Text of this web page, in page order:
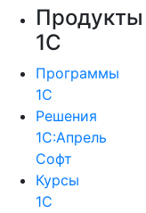
Продукты
1С
Программы
1С
Решения
1С:Апрель
Софт
Курсы
1С